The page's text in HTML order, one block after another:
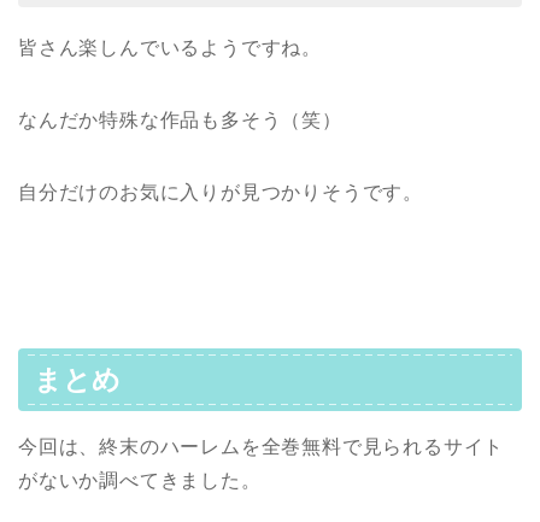
皆さん楽しんでいるようですね。
なんだか特殊な作品も多そう（笑）
自分だけのお気に入りが見つかりそうです。
まとめ
今回は、終末のハーレムを全巻無料で見られるサイト
がないか調べてきました。